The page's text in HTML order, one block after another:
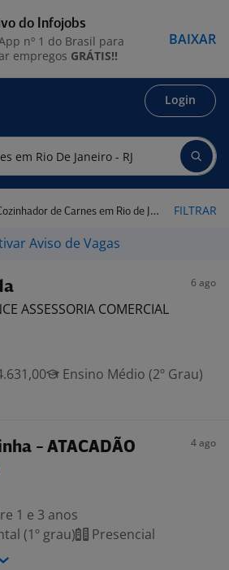
Login
de Carnes em Rio de Janeiro - RJ FILTRAR
Aviso de Vagas
6 ago
ASSESSORIA COMERCIAL
Ensino Médio (2º Grau)
- ATACADÃO 4 ago
1 e 3 anos
(1º grau)
Presencial
do Infojobs
nº 1 do Brasil para
empregos GRÁTIS!!
BAIXAR